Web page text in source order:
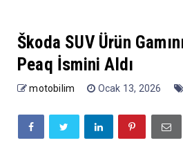
Škoda SUV Ürün
Peaq İsmini Aldı
motobilim Ocak 13, 2026